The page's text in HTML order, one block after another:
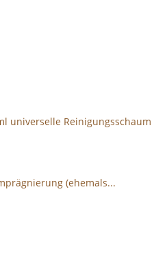
universelle Reinigungsschaum